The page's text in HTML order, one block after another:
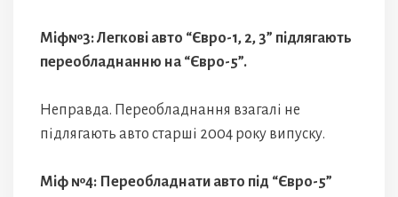
Міф№3: Легкові авто “Євро-1, 2, 3” підлягають
переобладнанню на “Євро-5”.
Неправда. Переобладнання взагалі не
підлягають авто старші 2004 року випуску.
Міф №4: Переобладнати авто під “Євро-5”